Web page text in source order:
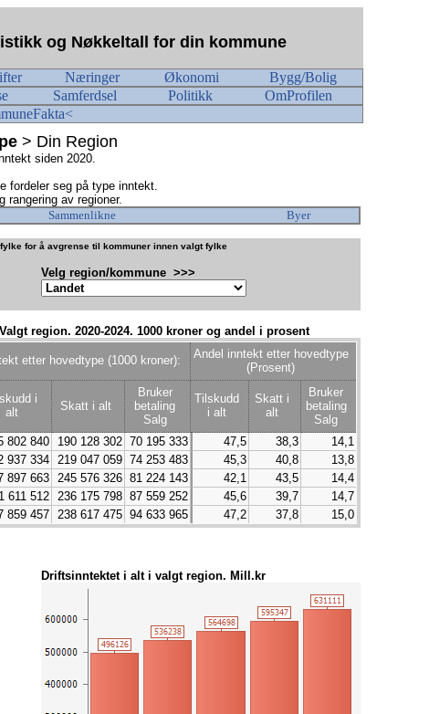
og Nøkkeltall for din kommune
Næringer Økonomi
Bygg/Bolig
Samferdsel Politikk
OmProfilen
> Din Region
siden 2020.
fordeler seg på type inntekt.
rangering av regioner.
Sammenlikne Byer
for å avgrense til kommuner innen valgt fylke
Velg region/kommune >>>
region. 2020-2024. 1000 kroner og andel i prosent
etter hovedtype (1000 kroner):
Andel inntekt etter hovedtype
(Prosent)
i
alt
Skatt i alt
Bruker
betaling
Salg
Tilskudd
i alt
Skatt i
alt
Bruker
betaling
Salg
802 840 190 128 302 70 195 333 47,5 38,3
14,1
937 334 219 047 059 74 253 483 45,3 40,8
13,8
897 663 245 576 326 81 224 143 42,1 43,5
14,4
611 512 236 175 798 87 559 252 45,6 39,7
14,7
859 457 238 617 475 94 633 965 47,2 37,8 15,0
Driftsinntektet i alt i valgt region. Mill.kr